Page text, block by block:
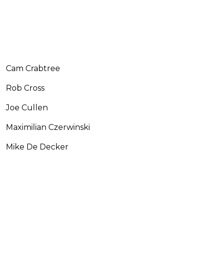
Cam Crabtree
Rob Cross
Joe Cullen
Maximilian Czerwinski
Mike De Decker